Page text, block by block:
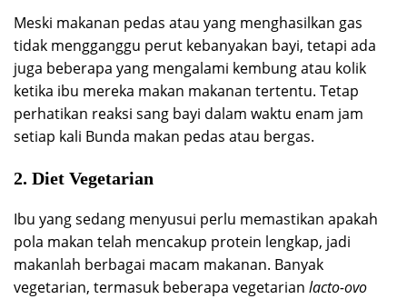
Meski makanan pedas atau yang menghasilkan gas
tidak mengganggu perut kebanyakan bayi, tetapi ada
juga beberapa yang mengalami kembung atau kolik
ketika ibu mereka makan makanan tertentu. Tetap
perhatikan reaksi sang bayi dalam waktu enam jam
setiap kali Bunda makan pedas atau bergas.
2. Diet Vegetarian
Ibu yang sedang menyusui perlu memastikan apakah
pola makan telah mencakup protein lengkap, jadi
makanlah berbagai macam makanan. Banyak
vegetarian, termasuk beberapa vegetarian lacto-ovo